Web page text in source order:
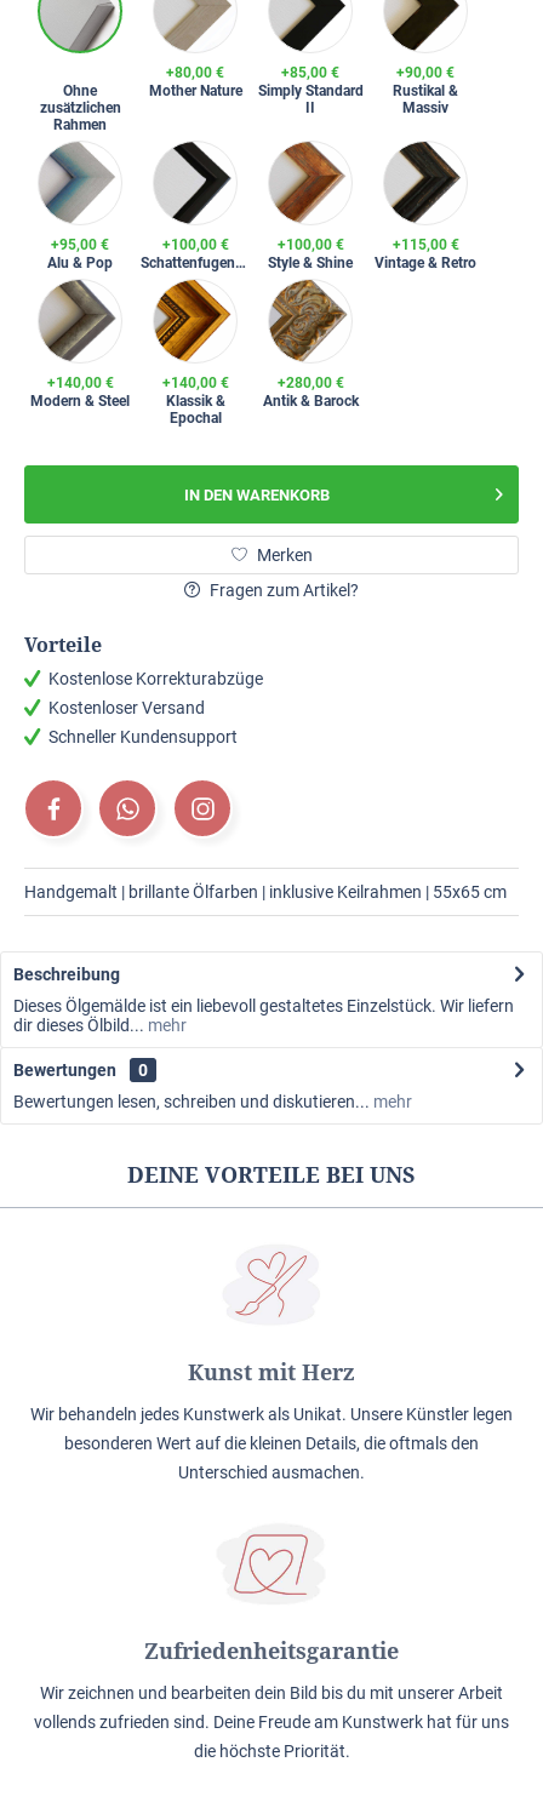
Ohne
zusätzlichen
Rahmen
+80,00 €
Mother Nature
+85,00 €
Simply Standard
+90,00 €
Rustikal &
Massiv
+95,00 €
Alu & Pop
+100,00 €
Schattenfugenrahmen
+100,00 €
Style & Shine
+115,00 €
Vintage & Retro
+140,00 €
Modern & Steel
+140,00 €
Klassik &
Epochal
+280,00 €
Antik & Barock
IN DEN WARENKORB
Merken
Fragen zum Artikel?
Vorteile
Kostenlose Korrekturabzüge
Kostenloser Versand
Schneller Kundensupport
Handgemalt | brillante Ölfarben | inklusive Keilrahmen | 55x65 cm
Beschreibung
Dieses Ölgemälde ist ein liebevoll gestaltetes Einzelstück. Wir liefern
dir dieses Ölbild... mehr
Bewertungen
0
Bewertungen lesen, schreiben und diskutieren... mehr
DEINE VORTEILE BEI UNS
Kunst mit Herz
Wir behandeln jedes Kunstwerk als Unikat. Unsere Künstler legen
besonderen Wert auf die kleinen Details, die oftmals den
Unterschied ausmachen.
Zufriedenheitsgarantie
Wir zeichnen und bearbeiten dein Bild bis du mit unserer Arbeit
vollends zufrieden sind. Deine Freude am Kunstwerk hat für uns
die höchste Priorität.